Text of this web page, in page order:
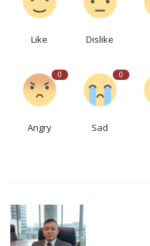
Like Dislike
0
Angry
0
Sad